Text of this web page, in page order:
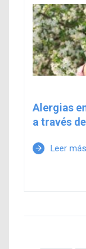
Alergias
a través
arrow_forward Leer más